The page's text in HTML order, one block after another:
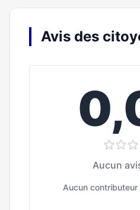
Avis des
Aucun
Aucun contributeur